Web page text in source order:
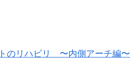
のリハビリ 〜内側アーチ編〜